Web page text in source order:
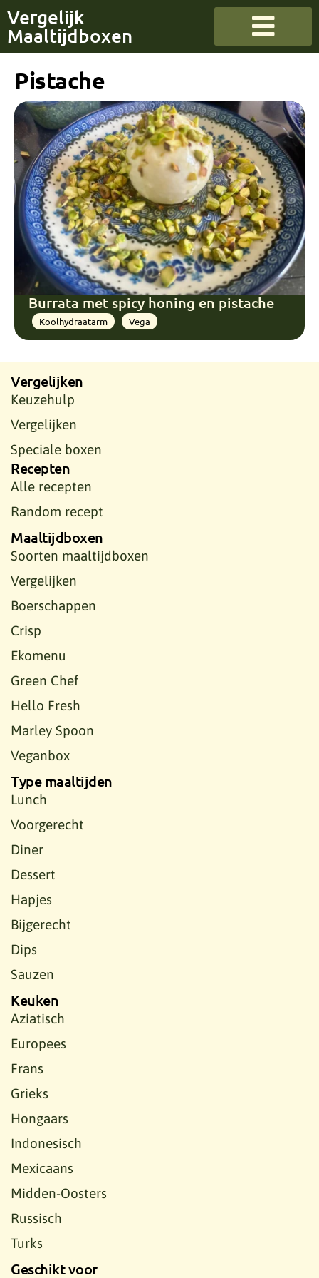
Vergelijk
Maaltijdboxen
Pistache
Burrata met spicy honing en pistache
Koolhydraatarm Vega
Vergelijken
Keuzehulp
Vergelijken
Speciale boxen
Recepten
Alle recepten
Random recept
Maaltijdboxen
Soorten maaltijdboxen
Vergelijken
Boerschappen
Crisp
Ekomenu
Green Chef
Hello Fresh
Marley Spoon
Veganbox
Type maaltijden
Lunch
Voorgerecht
Diner
Dessert
Hapjes
Bijgerecht
Dips
Sauzen
Keuken
Aziatisch
Europees
Frans
Grieks
Hongaars
Indonesisch
Mexicaans
Midden-Oosters
Russisch
Turks
Geschikt voor